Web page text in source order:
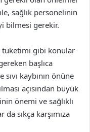
sağlık personelinin
bilmesi gerekir.
tüketimi gibi konular
başlıca
sıvı kaybının önüne
açısından büyük
önemi ve sağlıklı
sıkça karşımıza